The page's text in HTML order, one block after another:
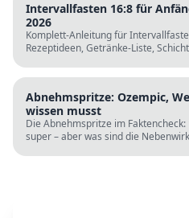
Intervallfasten 16:8 für
2026
Komplett-Anleitung für
Rezeptideen, Getränke-Liste,
Abnehmspritze: Ozempic,
wissen musst
Die Abnehmspritze im
super – aber was sind die